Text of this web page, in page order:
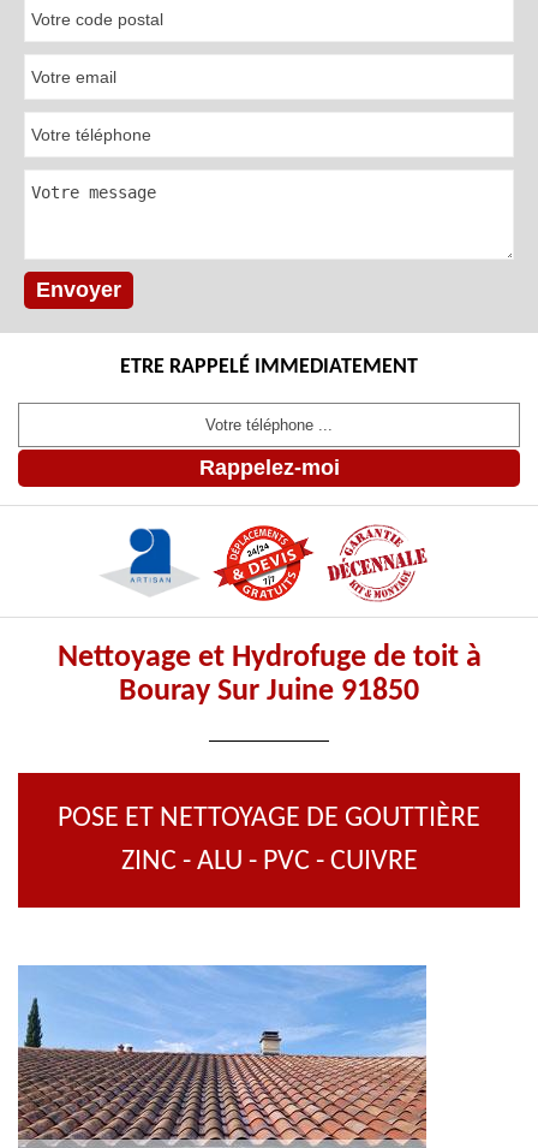
ETRE RAPPELÉ IMMEDIATEMENT
Nettoyage et Hydrofuge de toit à
Bouray Sur Juine 91850
POSE ET NETTOYAGE DE GOUTTIÈRE
ZINC - ALU - PVC - CUIVRE